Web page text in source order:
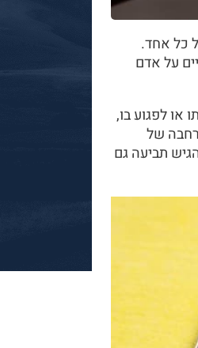
כל אחד.
על אדם
או לפגוע בו,
של
תביעה גם